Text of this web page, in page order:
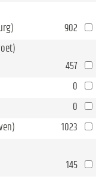
902
457
0
0
1023
145